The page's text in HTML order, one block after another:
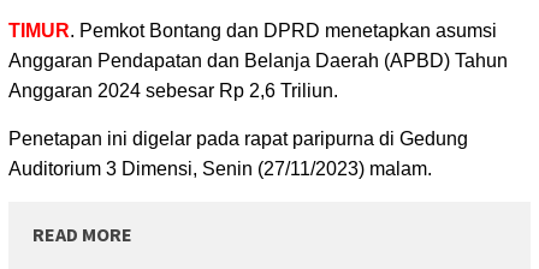
TIMUR. Pemkot Bontang dan DPRD menetapkan asumsi
Anggaran Pendapatan dan Belanja Daerah (APBD) Tahun
Anggaran 2024 sebesar Rp 2,6 Triliun.
Penetapan ini digelar pada rapat paripurna di Gedung
Auditorium 3 Dimensi, Senin (27/11/2023) malam.
READ MORE